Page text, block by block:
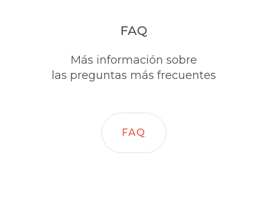
FAQ
Más información sobre
las preguntas más frecuentes
FAQ